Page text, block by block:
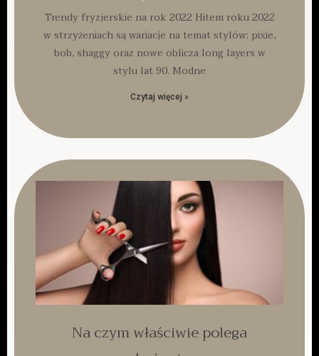
Trendy fryzjerskie na rok 2022 Hitem roku 2022
w strzyżeniach są wariacje na temat stylów: pixie,
bob, shaggy oraz nowe oblicza long layers w
stylu lat 90. Modne
Czytaj więcej »
Na czym właściwie polega